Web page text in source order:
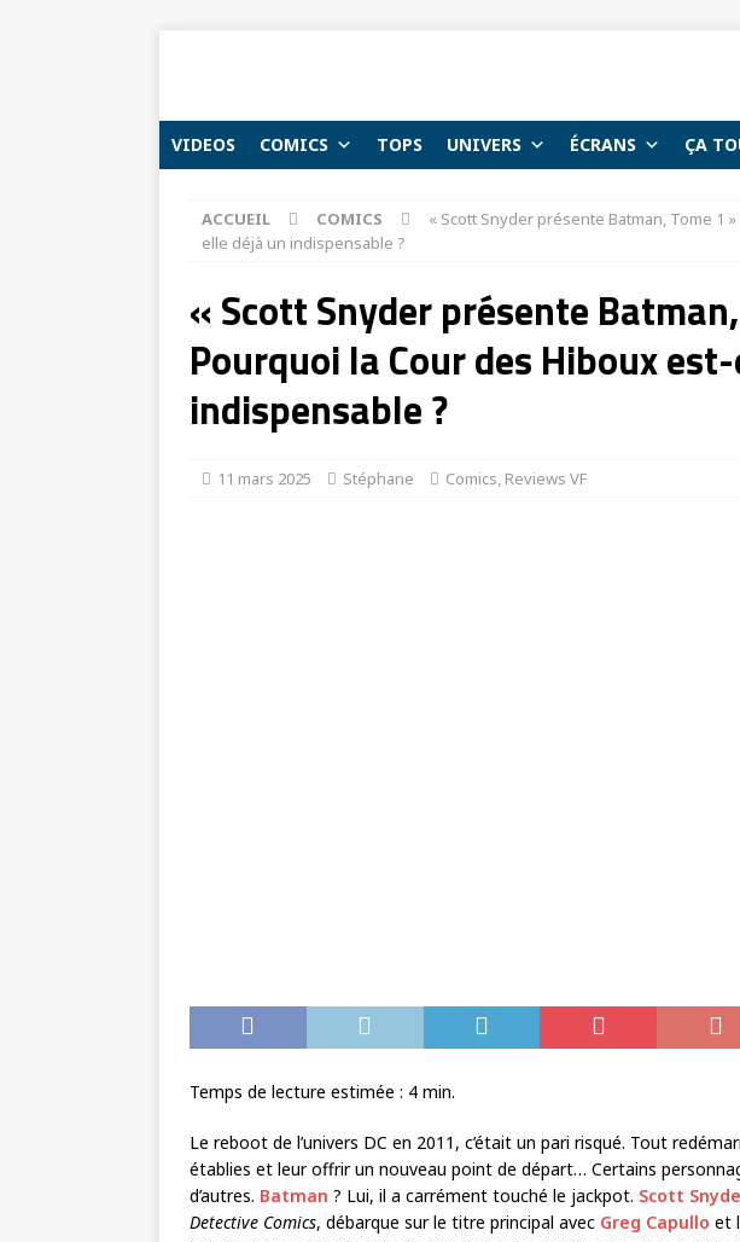
VIDEOS COMICS TOPS UNIVERS ÉCRANS ÇA
ACCUEIL COMICS
« Scott Snyder présente Batman, Tome 1
elle déjà un indispensable ?
« Scott Snyder présente
Pourquoi la Cour des Hiboux
indispensable ?
11 mars 2025 Stéphane Comics, Reviews VF
Temps de lecture estimée : 4 min.
Le reboot de l’univers DC en 2011, c’était un pari risqué. Tout
établies et leur offrir un nouveau point de départ… Certains
d’autres. Batman ? Lui, il a carrément touché le jackpot. Scott
Detective Comics, débarque sur le titre principal avec Greg Capullo et